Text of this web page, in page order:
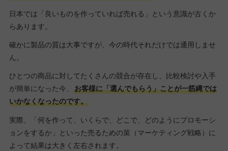
日本では「良いものを作っていれば売れる」という意識が古くか
らあります。
確かに製品の質は大事ですが、今の時代それだけでは通用しませ
ん。
ひとつの商品に対してたくさんの競合が存在し、比較検討や入手
が簡単になった今、
お客様に「選んでもらう」ことが一筋縄では
いかなくなったのです。
実際、「何を作って、いくらで、どこで、どのようにプロモーシ
ョンをするか」といった売るための策（マーケティング戦略）に
よって結果は大きく左右されます。